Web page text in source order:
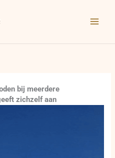
bij meerdere
zichzelf aan